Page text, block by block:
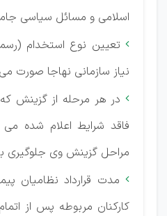
اسلامی و مسائل سیاسی
 تعیین نوع استخدام
نیاز سازمانی نهاجا صورت
 در هر مرحله از گزینش
فاقد شرایط اعلام شده می
مراحل گزینش وی جلوگیری

کارکنان مربوطه پس از